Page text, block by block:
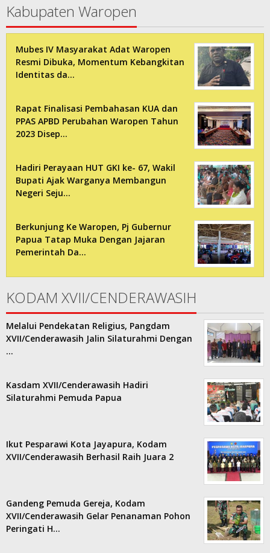
Kabupaten Waropen
Mubes IV Masyarakat Adat Waropen
Resmi Dibuka, Momentum Kebangkitan
Identitas da…
Rapat Finalisasi Pembahasan KUA dan
PPAS APBD Perubahan Waropen Tahun
2023 Disep…
Hadiri Perayaan HUT GKI ke- 67, Wakil
Bupati Ajak Warganya Membangun
Negeri Seju…
Berkunjung Ke Waropen, Pj Gubernur
Papua Tatap Muka Dengan Jajaran
Pemerintah Da…
KODAM XVII/CENDERAWASIH
Melalui Pendekatan Religius, Pangdam
XVII/Cenderawasih Jalin Silaturahmi Dengan
…
Kasdam XVII/Cenderawasih Hadiri
Silaturahmi Pemuda Papua
Ikut Pesparawi Kota Jayapura, Kodam
XVII/Cenderawasih Berhasil Raih Juara 2
Gandeng Pemuda Gereja, Kodam
XVII/Cenderawasih Gelar Penanaman Pohon
Peringati H…